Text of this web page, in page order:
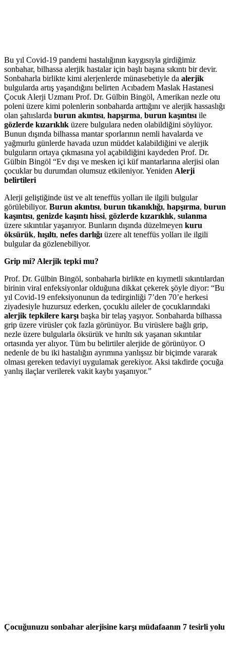
Bu yıl Covid-19 pandemi hastalığının kaygısıyla girdiğimiz
sonbahar, bilhassa alerjik hastalar için başlı başına sıkıntı bir devir.
Sonbaharla birlikte kimi alerjenlerde münasebetiyle da alerjik
bulgularda artış yaşandığını belirten Acıbadem Maslak Hastanesi
Çocuk Alerji Uzmanı Prof. Dr. Gülbin Bingöl, Amerikan nezle otu
poleni üzere kimi polenlerin sonbaharda arttığını ve alerjik hassaslığı
olan şahıslarda burun akıntısı, hapşırma, burun kaşıntısı ile
gözlerde kızarıklık üzere bulgulara neden olabildiğini söylüyor.
Bunun dışında bilhassa mantar sporlarının nemli havalarda ve
yağmurlu günlerde havada uzun müddet kalabildiğini ve alerjik
bulguların ortaya çıkmasına yol açabildiğini kaydeden Prof. Dr.
Gülbin Bingöl “Ev dışı ve mesken içi küf mantarlarına alerjisi olan
çocuklar bu durumdan olumsuz etkileniyor. Yeniden Alerji
belirtileri
Alerji geliştiğinde üst ve alt teneffüs yolları ile ilgili bulgular
görülebiliyor. Burun akıntısı, burun tıkanıklığı, hapşırma, burun
kaşıntısı, genizde kaşıntı hissi, gözlerde kızarıklık, sulanma
üzere sıkıntılar yaşanıyor. Bunların dışında düzelmeyen kuru
öksürük, hışıltı, nefes darlığı üzere alt teneffüs yolları ile ilgili
bulgular da gözlenebiliyor.
Grip mi? Alerjik tepki mu?
Prof. Dr. Gülbin Bingöl, sonbaharla birlikte en kıymetli sıkıntılardan
birinin viral enfeksiyonlar olduğuna dikkat çekerek şöyle diyor: “Bu
yıl Covid-19 enfeksiyonunun da tedirginliği 7’den 70’e herkesi
ziyadesiyle huzursuz ederken, çocuklu aileler de çocuklarındaki
alerjik tepkilere karşı başka bir telaş yaşıyor. Sonbaharda bilhassa
grip üzere virüsler çok fazla görünüyor. Bu virüslere bağlı grip,
nezle üzere bulgularla öksürük ve hırıltı sık yaşanan sıkıntılar
ortasında yer alıyor. Tüm bu belirtiler alerjide de görünüyor. O
nedenle de bu iki hastalığın ayrımına yanlışsız bir biçimde vararak
olması gereken tedaviyi uygulamak gerekiyor. Aksi takdirde çocuğa
yanlış ilaçlar verilerek vakit kaybı yaşanıyor.”
Çocuğunuzu sonbahar alerjisine karşı müdafaanın 7 tesirli yolu